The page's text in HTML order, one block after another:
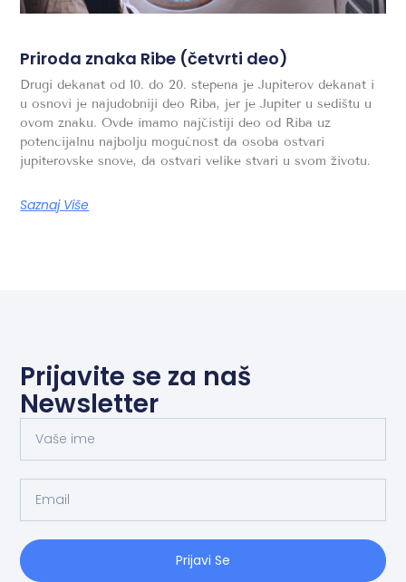
Priroda znaka Ribe (četvrti deo)
Drugi dekanat od 10. do 20. stepena je Jupiterov dekanat i
u osnovi je najudobniji deo Riba, jer je Jupiter u sedištu u
ovom znaku. Ovde imamo najčistiji deo od Riba uz
potencijalnu najbolju mogućnost da osoba ostvari
jupiterovske snove, da ostvari velike stvari u svom životu.
Saznaj Više
Prijavite se za naš
Newsletter
Prijavi Se